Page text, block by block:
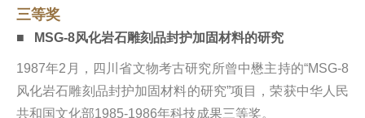
三等奖
■ MSG-8风化岩石雕刻品封护加固材料的研究
1987年2月，四川省文物考古研究所曾中懋主持的“MSG-8
风化岩石雕刻品封护加固材料的研究”项目，荣获中华人民
共和国文化部1985-1986年科技成果三等奖。